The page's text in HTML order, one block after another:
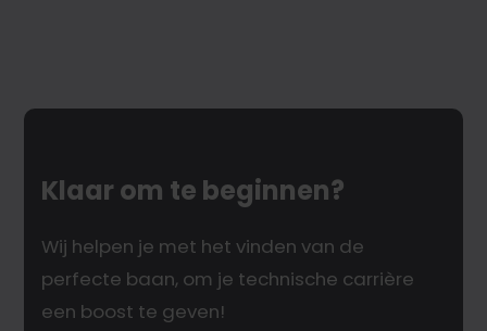
Klaar om te beginnen?
Wij helpen je met het vinden van de
perfecte baan, om je technische carrière
een boost te geven!